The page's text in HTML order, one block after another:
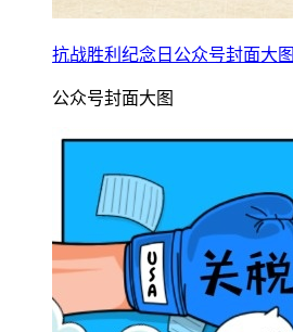
抗战胜利纪念日公众号封面大图
公众号封面大图